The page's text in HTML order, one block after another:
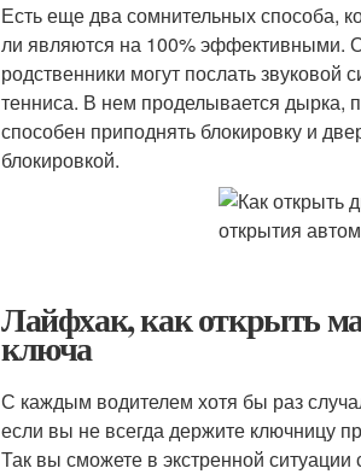
Есть еще два сомнительных способа,
ли являются на 100% эффективными.
родственники могут послать
тенниса. В нем проделывается дырка,
способен приподнять блокировку и
блокировкой.
Лайфхак, как открыть
ключа
С каждым водителем хотя бы раз
если вы не всегда держите ключницу
Так вы сможете в экстренной